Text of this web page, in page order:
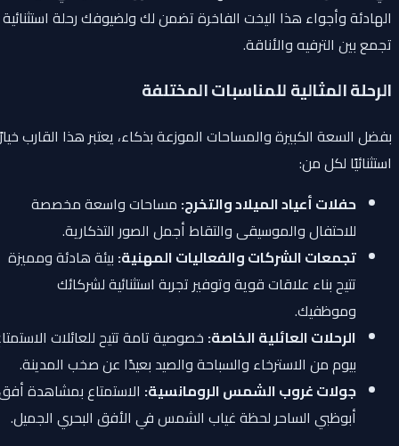
الهادئة وأجواء هذا اليخت الفاخرة تضمن لك ولضيوفك رحلة استثنائية
تجمع بين الترفيه والأناقة.
الرحلة المثالية للمناسبات المختلفة
بفضل السعة الكبيرة والمساحات الموزعة بذكاء، يعتبر هذا القارب خيارًا
استثنائيًا لكل من:
حفلات أعياد الميلاد والتخرج:مساحات واسعة مخصصة
للاحتفال والموسيقى والتقاط أجمل الصور التذكارية.
تجمعات الشركات والفعاليات المهنية:بيئة هادئة ومميزة
تتيح بناء علاقات قوية وتوفير تجربة استثنائية لشركائك
وموظفيك.
الرحلات العائلية الخاصة:خصوصية تامة تتيح للعائلات الاستمتاع
بيوم من الاسترخاء والسباحة والصيد بعيدًا عن صخب المدينة.
جولات غروب الشمس الرومانسية:الاستمتاع بمشاهدة أفق
أبوظبي الساحر لحظة غياب الشمس في الأفق البحري الجميل.